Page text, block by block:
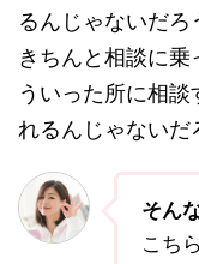
るんじゃないだろ
きちんと相談に
ういった所に相
れるんじゃないだ
そん
こち